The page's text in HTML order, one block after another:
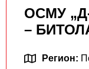
ОСМУ
–
Регион: